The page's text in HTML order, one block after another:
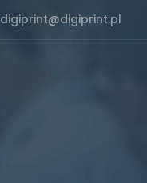
digiprint@digiprint.pl